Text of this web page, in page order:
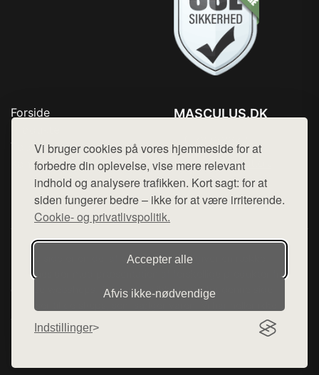
Vi bruger cookies på vores hjemmeside for at
forbedre din oplevelse, vise mere relevant
indhold og analysere trafikken. Kort sagt: for at
siden fungerer bedre – ikke for at være irriterende.
Cookie- og privatlivspolitik.
Accepter alle
Afvis ikke‑nødvendige
Indstillinger
Forside
Top Rabatter
Kontakt
MASCULUS.DK
Mail: hej@want.dk
Cookie- og privatlivspolitik
Denne side er en del af want.dk, der udgiver en række
hjemmesider med præsentation af forskellige produkter fra
diverse webshops. Der sælges ikke varer fra denne side - vi
henviser til de shops, som sælger varen. Vi har heller ikke
varerne på lager.